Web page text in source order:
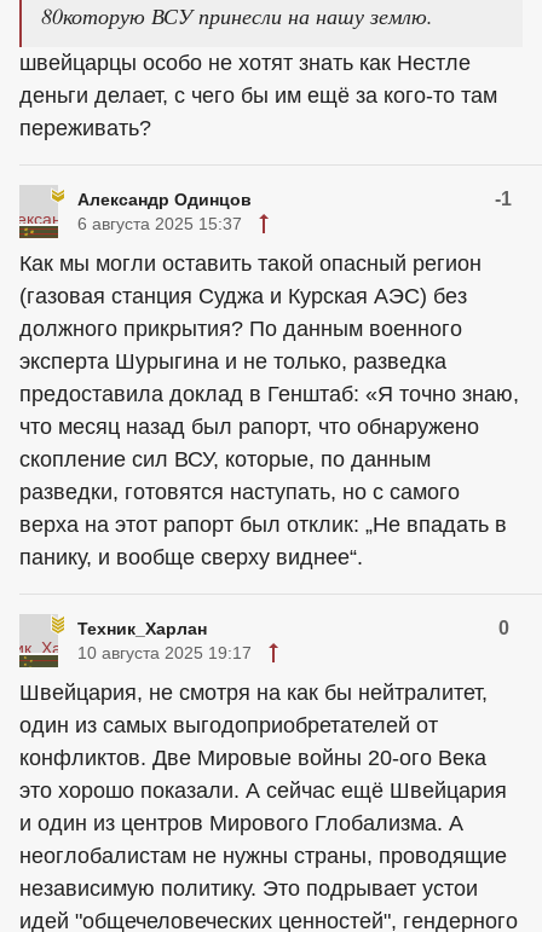
80которую ВСУ принесли на нашу землю.
швейцарцы особо не хотят знать как Нестле
деньги делает, с чего бы им ещё за кого-то там
переживать?
Александр Одинцов -1
6 августа 2025 15:37
Как мы могли оставить такой опасный регион
(газовая станция Суджа и Курская АЭС) без
должного прикрытия? По данным военного
эксперта Шурыгина и не только, разведка
предоставила доклад в Генштаб: «Я точно знаю,
что месяц назад был рапорт, что обнаружено
скопление сил ВСУ, которые, по данным
разведки, готовятся наступать, но с самого
верха на этот рапорт был отклик: „Не впадать в
панику, и вообще сверху виднее“.
Техник_Харлан 0
10 августа 2025 19:17
Швейцария, не смотря на как бы нейтралитет,
один из самых выгодоприобретателей от
конфликтов. Две Мировые войны 20-ого Века
это хорошо показали. А сейчас ещё Швейцария
и один из центров Мирового Глобализма. А
неоглобалистам не нужны страны, проводящие
независимую политику. Это подрывает устои
идей "общечеловеческих ценностей", гендерного